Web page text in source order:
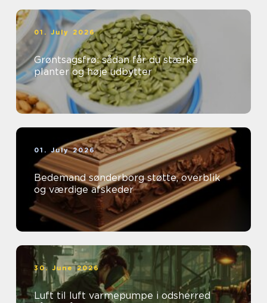
01. July 2026
Grøntsagsfrø: sådan får du stærke
planter og høje udbytter
01. July 2026
Bedemand sønderborg støtte, overblik
og værdige afskeder
30. June 2026
Luft til luft varmepumpe i odsherred